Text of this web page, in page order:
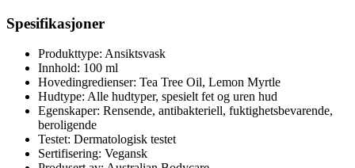
Spesifikasjoner
Produkttype: Ansiktsvask
Innhold: 100 ml
Hovedingredienser: Tea Tree Oil, Lemon Myrtle
Hudtype: Alle hudtyper, spesielt fet og uren hud
Egenskaper: Rensende, antibakteriell, fuktighetsbevarende,
beroligende
Testet: Dermatologisk testet
Sertifisering: Vegansk